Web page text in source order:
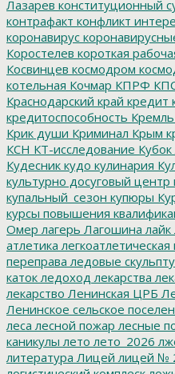
Лазарев конституционный
контрафакт конфликт
коронавирус
Коростелев короткая
Косвинцев космодром
котельная Кочмар КПРФ
Краснодарский край кредит
кредитоспособность Кремль
Крик души Криминал Крым
КСН КТ-исследование Кубок
Кудесник кудо кулинария
культурно досуговый центр
купальный_сезон купюры
курсы повышения
Омер лагерь Лагошина лайк
атлетика
переправа ледовые
каток ледоход лекарства
лекарство Ленинская ЦРБ
Ленинское сельское
леса лесной пожар лесные
каникулы лето лето_2026
литература Лицей лицей №